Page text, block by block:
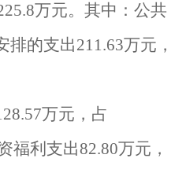
万元。其中：公共
的支出211.63万元，
万元，占
福利支出82.80万元，